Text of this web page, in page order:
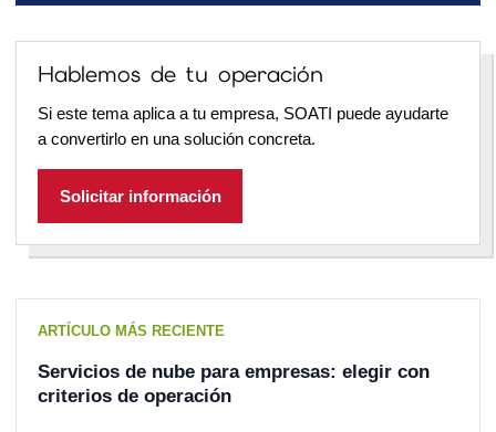
Hablemos de tu operación
Si este tema aplica a tu empresa, SOATI puede ayudarte
a convertirlo en una solución concreta.
Solicitar información
ARTÍCULO MÁS RECIENTE
Servicios de nube para empresas: elegir con
criterios de operación